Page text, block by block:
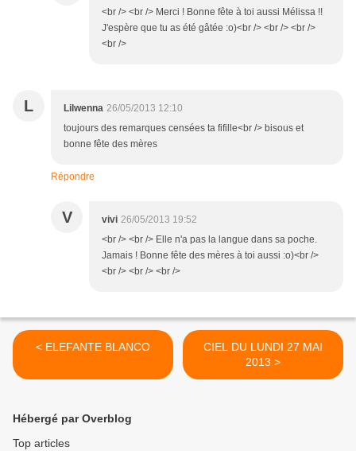
<br /> <br /> Merci ! Bonne fête à toi aussi Mélissa !!
J'espère que tu as été gâtée :o)<br /> <br /> <br />
<br />
L Lilwenna 26/05/2013 12:10
toujours des remarques censées ta fifille<br /> bisous et
bonne fête des mères
Répondre
V vivi 26/05/2013 19:52
<br /> <br /> Elle n'a pas la langue dans sa poche.
Jamais ! Bonne fête des mères à toi aussi :o)<br />
<br /> <br /> <br />
< ELEFANTE BLANCO
CIEL DU LUNDI 27 MAI
2013 >
Hébergé par Overblog
Top articles